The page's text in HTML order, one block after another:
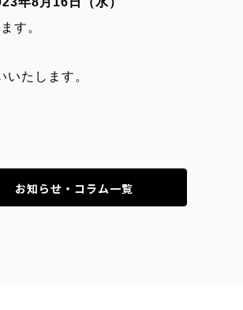
す。
たします。
お知らせ・コラム一覧